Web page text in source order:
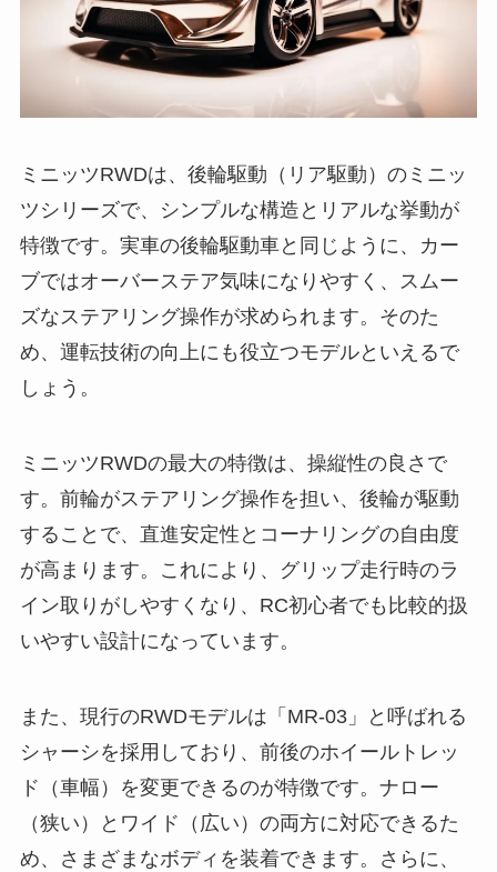
ミニッツRWDは、後輪駆動（リア駆動）のミニッ
ツシリーズで、シンプルな構造とリアルな挙動が
特徴です。実車の後輪駆動車と同じように、カー
ブではオーバーステア気味になりやすく、スムー
ズなステアリング操作が求められます。そのた
め、運転技術の向上にも役立つモデルといえるで
しょう。
ミニッツRWDの最大の特徴は、操縦性の良さで
す。前輪がステアリング操作を担い、後輪が駆動
することで、直進安定性とコーナリングの自由度
が高まります。これにより、グリップ走行時のラ
イン取りがしやすくなり、RC初心者でも比較的扱
いやすい設計になっています。
また、現行のRWDモデルは「MR-03」と呼ばれる
シャーシを採用しており、前後のホイールトレッ
ド（車幅）を変更できるのが特徴です。ナロー
（狭い）とワイド（広い）の両方に対応できるた
め、さまざまなボディを装着できます。さらに、